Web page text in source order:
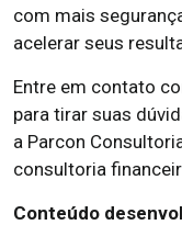
com mais
acelerar seus
Entre em contato
para tirar suas
a Parcon
consultoria
Conteúdo